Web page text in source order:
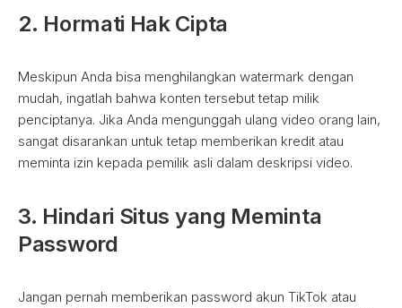
2. Hormati Hak Cipta
Meskipun Anda bisa menghilangkan watermark dengan
mudah, ingatlah bahwa konten tersebut tetap milik
penciptanya. Jika Anda mengunggah ulang video orang lain,
sangat disarankan untuk tetap memberikan kredit atau
meminta izin kepada pemilik asli dalam deskripsi video.
3. Hindari Situs yang Meminta
Password
Jangan pernah memberikan password akun TikTok atau